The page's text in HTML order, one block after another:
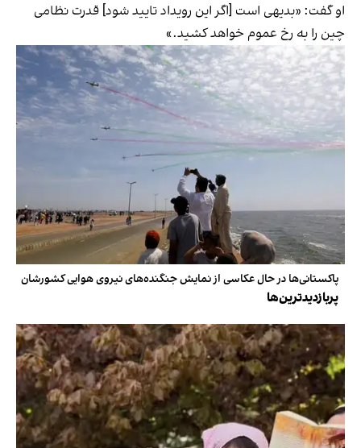
او گفت: «بدیهی است [اگر این رویداد تایید شود] قدرت نظامی
چین را به رخ عموم خواهد کشید.»
پاکستانی‌ها در حال عکاسی از نمایش جنگنده‌های نیروی هوایی کشورشان
پربازدیدترین‌ها